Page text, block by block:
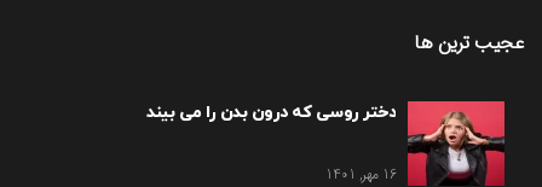
عجیب ترین ها
دختر روسی که درون بدن را می بیند
16 مهر, 1401